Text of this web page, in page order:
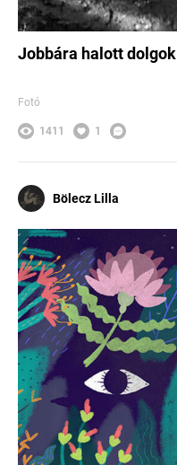
Jobbára halott dolgok
Fotó
1411 1
Bölecz Lilla